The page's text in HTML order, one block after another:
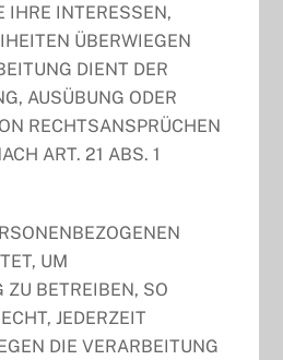
IHRE INTERESSEN,
ÜBERWIEGEN
DIENT DER
AUSÜBUNG ODER
RECHTSANSPRÜCHEN
ART. 21 ABS. 1
UM
ZU BETREIBEN, SO
JEDERZEIT
DIE VERARBEITUNG